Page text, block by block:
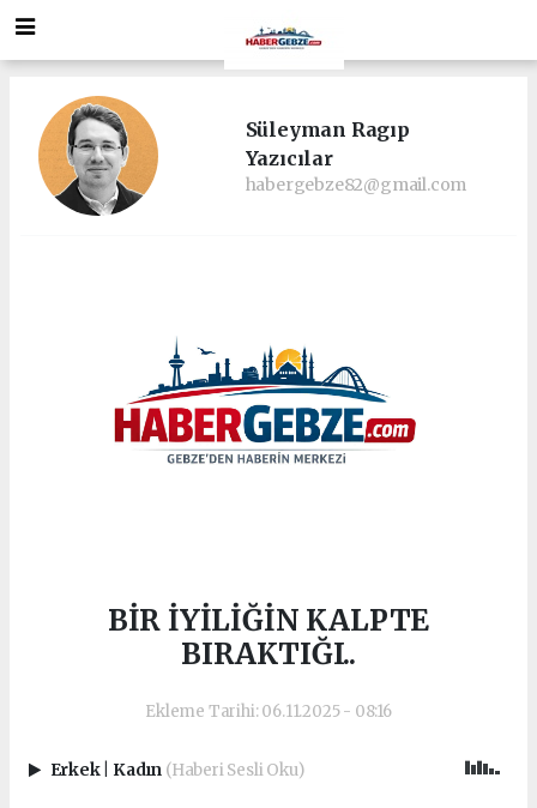
Süleyman Ragıp
Yazıcılar
habergebze82@gmail.com
BİR İYİLİĞİN KALPTE
BIRAKTIĞI..
Ekleme Tarihi: 06.11.2025 - 08:16
Erkek Kadın (Haberi Sesli Oku)